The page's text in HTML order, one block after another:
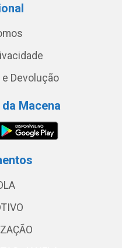
Devolução
Macena